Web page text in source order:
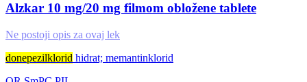
Alzkar 10 mg/20 mg filmom obložene tablete
Ne postoji opis za ovaj lek
donepezilklorid hidrat; memantinklorid